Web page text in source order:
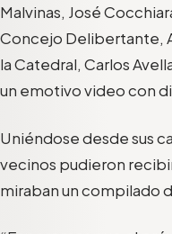
Malvinas, José
Concejo Delibertante,
la Catedral, Carlos
un emotivo video con
Uniéndose desde sus
vecinos pudieron
miraban un compilado